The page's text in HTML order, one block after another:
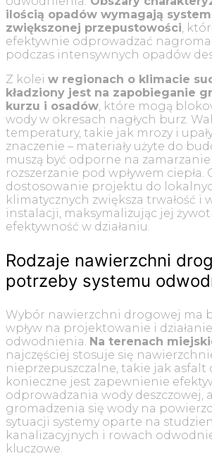
ilością opadów wymagają
zwiększonej przepustowości,
efektywnie odprowadzać
podczas intensywnych opadów
Z kolei w regionach o klimacie
kładziony jest na zapobieganie
kurzu i osadów, które mogą
wody w okresach nagłych burz.
temperatury, takie jak mrozy i
znaczenie – materiały użyte do
muszą być odporne na zamarzanie
rozszerzanie pod wpływem
dostosowanie projektu do
klimatycznych zwiększa trwałość i
instalacji, maksymalizując jej
efektywność w działaniu.
Rodzaje nawierzchni
potrzeby systemu
Wybór nawierzchni drogowej ma
wpływ na projektowanie i
odwodnienia. Na terenach
najczęściej stosuje się
nieprzepuszczalne, takie jak asfalt
konieczne jest zapewnienie
odprowadzania wody deszczowej,
gromadzenia się wody na
sytuacji systemy oparte na
kanalizacyjnych i rowach
kluczowe.